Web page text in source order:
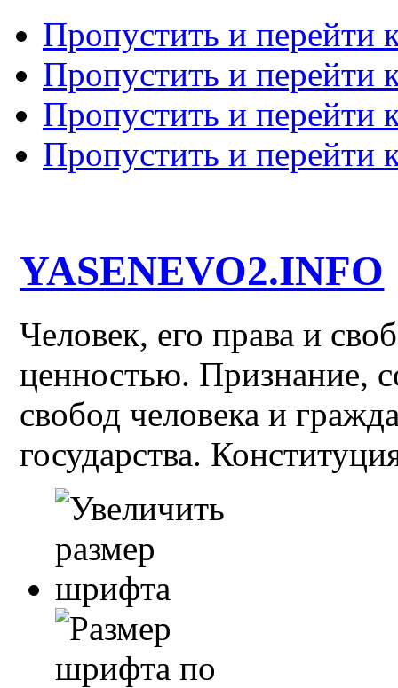
Пропустить и перейти
Пропустить и перейти
Пропустить и перейти
Пропустить и перейти
YASENEVO2.INFO
Человек, его права и
ценностью. Признание,
свобод человека и
государства.